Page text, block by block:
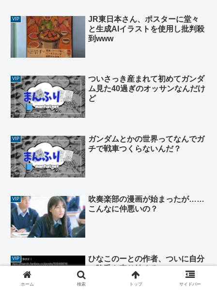
VIP
JR東日本さん、ポスターに堂々
と生成AIイラストを使用し批判殺
到www
VIP
ついさっき産まれて初めてガンダ
ム見た40過ぎのオッサンなんだけ
ど
VIP
ガンダムとかの世界ってなんでガ
チで戦車つくらないんだ？
VIP
吹奏楽部の漫画が始まったが……
こんなに仲悪いの？
VIP
ひなこのーとの作者、ついに自分
の陰毛を売り始める…
ホーム 検索 トップ サイドバー